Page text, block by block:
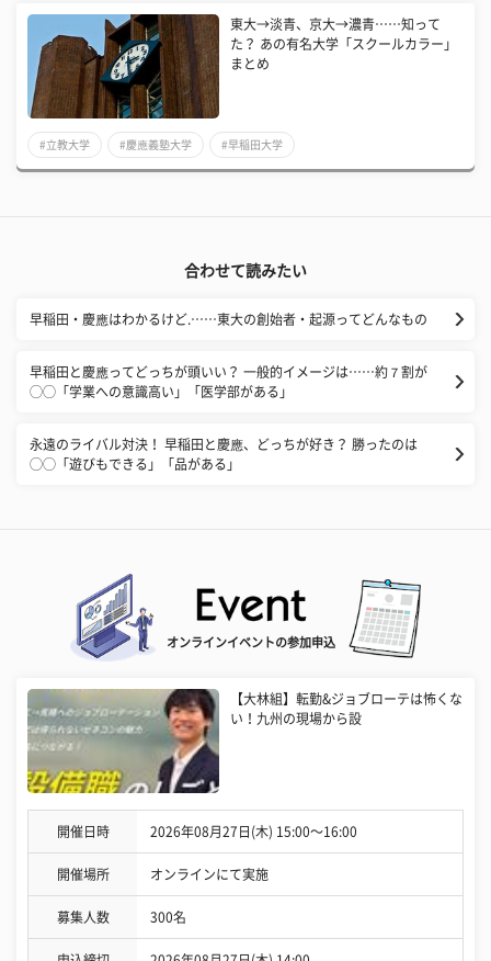
東大→淡青、京大→濃青……知って
た？ あの有名大学「スクールカラー」
まとめ
#立教大学 #慶應義塾大学 #早稲田大学
合わせて読みたい
早稲田・慶應はわかるけど.……東大の創始者・起源ってどんなもの
早稲田と慶應ってどっちが頭いい？ 一般的イメージは……約７割が
◯◯「学業への意識高い」「医学部がある」
永遠のライバル対決！ 早稲田と慶應、どっちが好き？ 勝ったのは
◯◯「遊びもできる」「品がある」
オンラインイベントの参加申込
【大林組】転勤&ジョブローテは怖くな
い！九州の現場から設
開催日時 2026年08月27日(木) 15:00〜16:00
開催場所 オンラインにて実施
募集人数 300名